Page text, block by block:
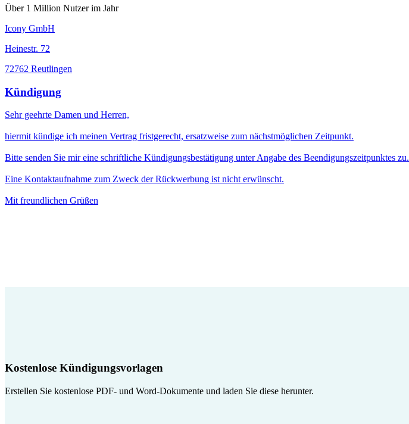
Über 1 Million Nutzer im Jahr
Icony GmbH
Heinestr. 72
72762 Reutlingen
Kündigung
Sehr geehrte Damen und Herren,
hiermit kündige ich meinen Vertrag fristgerecht, ersatzweise zum nächstmöglichen Zeitpunkt.
Bitte senden Sie mir eine schriftliche Kündigungsbestätigung unter Angabe des Beendigungszeitpunktes zu.
Eine Kontaktaufnahme zum Zweck der Rückwerbung ist nicht erwünscht.
Mit freundlichen Grüßen
Kostenlose Kündigungsvorlagen
Erstellen Sie kostenlose PDF- und Word-Dokumente und laden Sie diese herunter.